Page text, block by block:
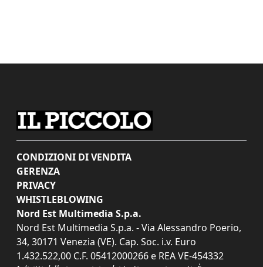
CONDIZIONI DI VENDITA
GERENZA
PRIVACY
WHISTLEBLOWING
Nord Est Multimedia S.p.a.
Nord Est Multimedia S.p.a. - Via Alessandro Poerio,
34, 30171 Venezia (VE). Cap. Soc. i.v. Euro
1.432.522,00 C.F. 05412000266 e REA VE-454332